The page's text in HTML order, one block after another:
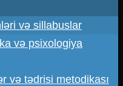
və sillabuslar
və psixologiya
və tədrisi metodikası